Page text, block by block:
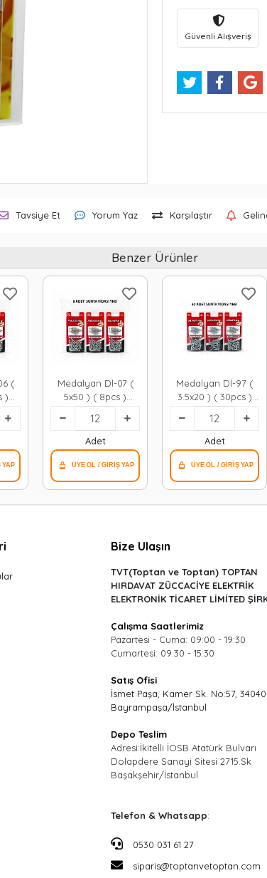
Güvenli Alışveriş
Tavsiye Et Yorum Yaz Karşılaştır
Benzer Ürünler
(
)
Medalyan Dl-07 (
5x50 ) ( 8pcs )
Sunta Vidası*12x12
Adet
Medalyan Dl-97 (
3.5x20 ) ( 30pcs )
Sunta Vidası*12x12
Adet
Bize Ulaşın
TVT(Toptan ve Toptan) TOPTAN
HIRDAVAT ZÜCCACİYE ELEKTRİK
ELEKTRONİK TİCARET LİMİTED
Çalışma Saatlerimiz
Pazartesi - Cuma: 09:00 - 19:30
Cumartesi: 09:30 - 15:30
Satış Ofisi
İsmet Paşa, Kamer Sk. No:57, 34040
Bayrampaşa/İstanbul
Depo Teslim
Adresi:İkitelli İOSB Atatürk Bulvarı
Dolapdere Sanayi Sitesi 2715.Sk
Başakşehir/İstanbul
Telefon & Whatsapp:
0530 031 61 27
siparis@toptanvetoptan.com